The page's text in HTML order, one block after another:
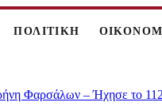
ΠΟΛΙΤΙΚΗ
Φαρσάλων – Ήχησε το 112